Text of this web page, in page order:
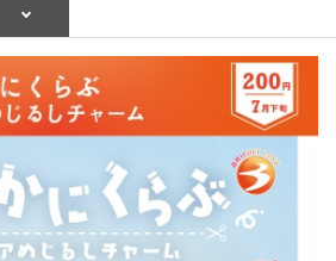
会員登録
ールをチェック
ン本体